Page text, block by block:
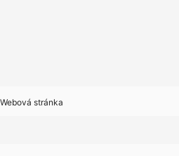
Webová stránka